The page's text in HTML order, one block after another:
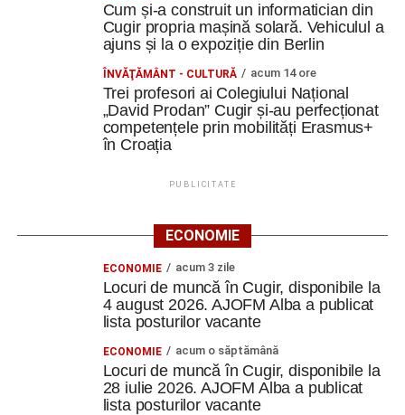
Cum și-a construit un informatician din
Cugir propria mașină solară. Vehiculul a
ajuns și la o expoziție din Berlin
ÎNVĂŢĂMÂNT - CULTURĂ acum 14 ore
Trei profesori ai Colegiului Național
„David Prodan” Cugir și-au perfecționat
competențele prin mobilități Erasmus+
în Croația
PUBLICITATE
ECONOMIE
ECONOMIE acum 3 zile
Locuri de muncă în Cugir, disponibile la
4 august 2026. AJOFM Alba a publicat
lista posturilor vacante
ECONOMIE acum o săptămână
Locuri de muncă în Cugir, disponibile la
28 iulie 2026. AJOFM Alba a publicat
lista posturilor vacante